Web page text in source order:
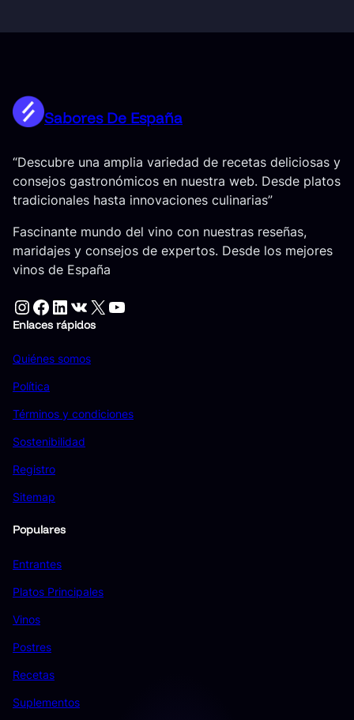
Sabores De España
“Descubre una amplia variedad de recetas deliciosas y
consejos gastronómicos en nuestra web. Desde platos
tradicionales hasta innovaciones culinarias”
Fascinante mundo del vino con nuestras reseñas,
maridajes y consejos de expertos. Desde los mejores
vinos de España
Instagram Facebook LinkedIn VK X YouTube
Enlaces rápidos
Quiénes somos
Política
Términos y condiciones
Sostenibilidad
Registro
Sitemap
Populares
Entrantes
Platos Principales
Vinos
Postres
Recetas
Suplementos